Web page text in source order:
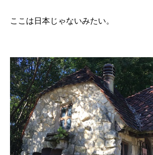
ここは日本じゃないみたい。